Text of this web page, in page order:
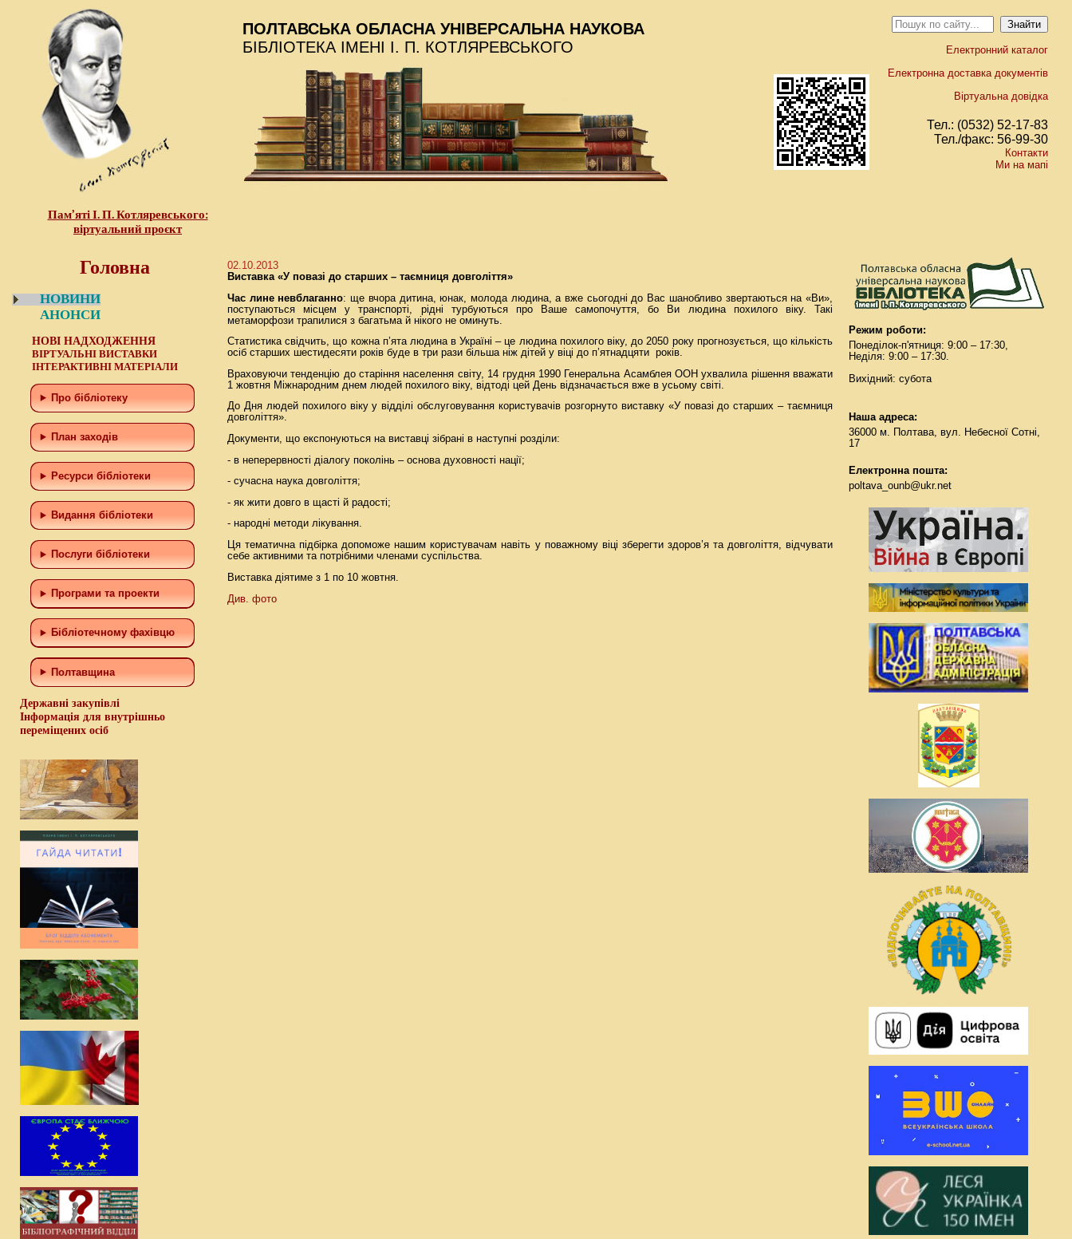
Пам’яті І. П. Котляревського:
віртуальний проєкт
ПОЛТАВСЬКА ОБЛАСНА УНІВЕРСАЛЬНА НАУКОВА
БІБЛІОТЕКА ІМЕНІ І. П. КОТЛЯРЕВСЬКОГО
Електронний каталог
Електронна доставка документів
Віртуальна довідка
Тел.: (0532) 52-17-83
Тел./факс: 56-99-30
Контакти
Ми на мапі
Головна
НОВИНИ
АНОНСИ
НОВІ НАДХОДЖЕННЯ
ВІРТУАЛЬНІ ВИСТАВКИ
ІНТЕРАКТИВНІ МАТЕРІАЛИ
Про бібліотеку
План заходів
Ресурси бібліотеки
Видання бібліотеки
Послуги бібліотеки
Програми та проекти
Бiблiотечному фахiвцю
Полтавщина
Державні закупівлі
Інформація для внутрішньо
переміщених осіб
02.10.2013
Виставка «У повазі до старших – таємниця довголіття»
Час лине невблаганно: ще вчора дитина, юнак, молода людина, а вже сьогодні до Вас шанобливо звертаються на «Ви»,
поступаються місцем у транспорті, рідні турбуються про Ваше самопочуття, бо Ви людина похилого віку. Такі
метаморфози трапилися з багатьма й нікого не оминуть.
Статистика свідчить, що кожна п’ята людина в Україні ­– це людина похилого віку, до 2050 року прогнозується, що кількість
осіб старших шестидесяти років буде в три рази більша ніж дітей у віці до п’ятнадцяти років.
Враховуючи тенденцію до старіння населення світу, 14 грудня 1990 Генеральна Асамблея ООН ухвалила рішення вважати
1 жовтня Міжнародним днем людей похилого віку, відтоді цей День відзначається вже в усьому світі.
До Дня людей похилого віку у відділі обслуговування користувачів розгорнуто виставку «У повазі до старших – таємниця
довголіття».
Документи, що експонуються на виставці зібрані в наступні розділи:
- в неперервності діалогу поколінь – основа духовності нації;
- сучасна наука довголіття;
- як жити довго в щасті й радості;
- народні методи лікування.
Ця тематична підбірка допоможе нашим користувачам навіть у поважному віці зберегти здоров’я та довголіття, відчувати
себе активними та потрібними членами суспільства.
Виставка діятиме з 1 по 10 жовтня.
Див. фото
Режим роботи:
Понеділок-п'ятниця: 9:00 – 17:30,
Неділя: 9:00 – 17:30.
Вихідний: субота
Наша адреса:
36000 м. Полтава, вул. Небесної Сотні,
17
Електронна пошта:
poltava_ounb@ukr.net